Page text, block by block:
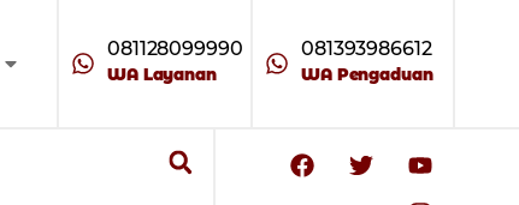
081128099990
WA Layanan
081393986612
WA Pengaduan